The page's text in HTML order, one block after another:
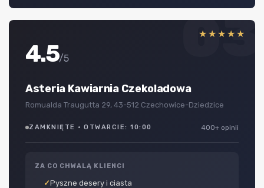
03
★★★★★
4.5/5
Asteria Kawiarnia Czekoladowa
Romualda Traugutta 29, 43-512 Czechowice-Dziedzice
ZAMKNIĘTE · OTWARCIE: 10:00 400+ opinii
ZA CO CHWALĄ KLIENCI
Pyszne desery i ciasta